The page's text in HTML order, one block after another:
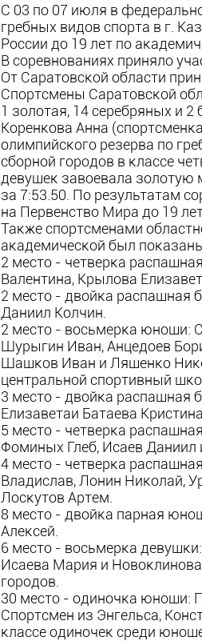
С 03 по 07 июля в
гребных видов спорта в г.
России до 19 лет по
В соревнованиях приняло
От Саратовской области
Спортсмены Саратовской
1 золотая, 14 серебряных и 2
Коренкова Анна
олимпийского резерва по
сборной городов в классе
девушек завоевала
за 7:53.50. По результатам
на Первенство Мира до 19
Также спортсменами
академической был
2 место - четверка
Валентина, Крылова
2 место - двойка распашная
Даниил Колчин.
2 место - восьмерка юноши:
Шурыгин Иван, Анцедоев
Шашков Иван и Ляшенко
центральной спортивный
3 место - двойка распашная
Елизаветаи Батаева
5 место - четверка
Фоминых Глеб, Исаев Даниил
4 место - четверка
Владислав, Лонин Николай,
Лоскутов Артем.
8 место - двойка парная
Алексей.
6 место - восьмерка
Исаева Мария и
городов.
30 место - одиночка юноши:
Спортсмен из Энгельса,
классе одиночек среди